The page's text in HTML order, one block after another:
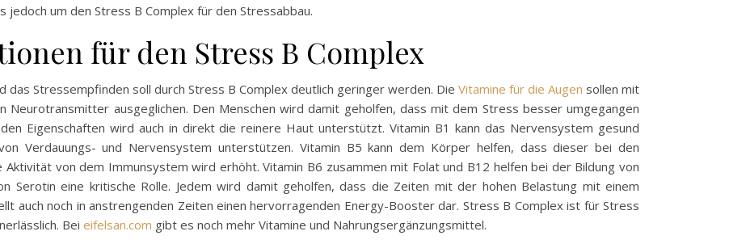
jedoch um den Stress B Complex für den Stressabbau.
für den Stress B Complex
das Stressempfinden soll durch Stress B Complex deutlich geringer werden. Die Vitamine für die Augen sollen mit
Neurotransmitter ausgeglichen. Den Menschen wird damit geholfen, dass mit dem Stress besser umgegangen
Eigenschaften wird auch in direkt die reinere Haut unterstützt. Vitamin B1 kann das Nervensystem gesund
Verdauungs- und Nervensystem unterstützen. Vitamin B5 kann dem Körper helfen, dass dieser bei den
von dem Immunsystem wird erhöht. Vitamin B6 zusammen mit Folat und B12 helfen bei der Bildung von
Serotin eine kritische Rolle. Jedem wird damit geholfen, dass die Zeiten mit der hohen Belastung mit einem
auch noch in anstrengenden Zeiten einen hervorragenden Energy-Booster dar. Stress B Complex ist für Stress
Bei eifelsan.com gibt es noch mehr Vitamine und Nahrungsergänzungsmittel.